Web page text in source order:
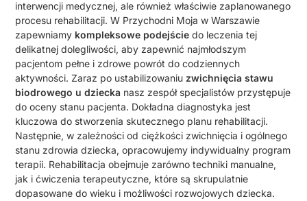
interwencji medycznej, ale również właściwie zaplanowanego
procesu rehabilitacji. W Przychodni Moja w Warszawie
zapewniamy kompleksowe podejście do leczenia tej
delikatnej dolegliwości, aby zapewnić najmłodszym
pacjentom pełne i zdrowe powrót do codziennych
aktywności. Zaraz po ustabilizowaniuzwichnięcia stawu
biodrowego u dziecka nasz zespół specjalistów przystępuje
do oceny stanu pacjenta. Dokładna diagnostyka jest
kluczowa do stworzenia skutecznego planu rehabilitacji.
Następnie, w zależności od ciężkości zwichnięcia i ogólnego
stanu zdrowia dziecka, opracowujemy indywidualny program
terapii. Rehabilitacja obejmuje zarówno techniki manualne,
jak i ćwiczenia terapeutyczne, które są skrupulatnie
dopasowane do wieku i możliwości rozwojowych dziecka.